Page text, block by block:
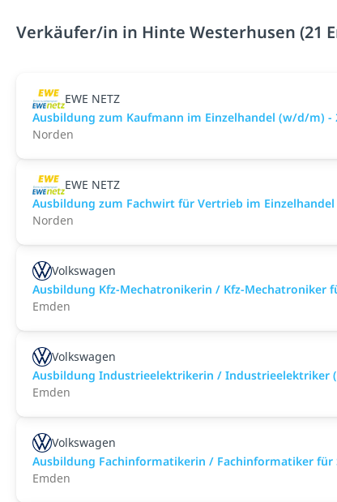
Verkäufer/in in Hinte Westerhusen (21
EWE NETZ
Ausbildung zum Kaufmann im Einzelhandel (w/d/m) -
Norden
EWE NETZ
Ausbildung zum Fachwirt für Vertrieb im
Norden
Volkswagen
Ausbildung Kfz-Mechatronikerin / Kfz-Mechatroniker
Emden
Volkswagen
Ausbildung Industrieelektrikerin / Industrieelektriker
Emden
Volkswagen
Ausbildung Fachinformatikerin / Fachinformatiker
Emden